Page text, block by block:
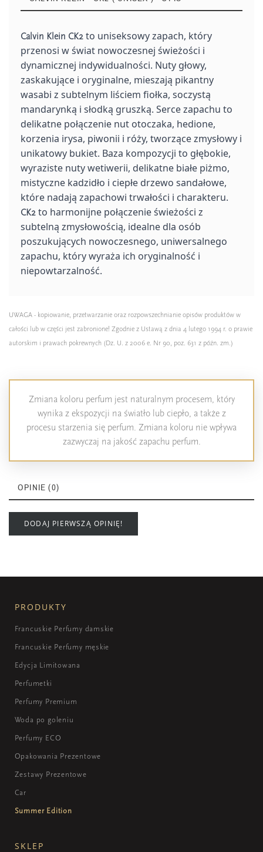
Calvin Klein CK2 to uniseksowy zapach, który
przenosi w świat nowoczesnej świeżości i
dynamicznej indywidualności. Nuty głowy,
zaskakujące i oryginalne, mieszają pikantny
wasabi z subtelnym liściem fiołka, soczystą
mandarynką i słodką gruszką. Serce zapachu to
delikatne połączenie nut otoczaka, hedione,
korzenia irysa, piwonii i róży, tworzące zmysłowy i
unikatowy bukiet. Baza kompozycji to głębokie,
wyraziste nuty wetiwerii, delikatne białe piżmo,
mistyczne kadzidło i ciepłe drzewo sandałowe,
które nadają zapachowi trwałości i charakteru.
CK2 to harmonijne połączenie świeżości z
subtelną zmysłowością, idealne dla osób
poszukujących nowoczesnego, uniwersalnego
zapachu, który wyraża ich oryginalność i
niepowtarzalność.
UWAGA - kopiowanie, przetwarzanie oraz rozpowszechnianie opisów produktów w
całości lub w części jest zabronione! Zgodnie z Ustawą z dnia 4 lutego 1994 r. o prawie
autorskim i prawach pokrewnych (Dz. U. z 2006 e. Nr 90, poz. 631 z późn. zm.)
Zmiana koloru perfum jest naturalnym procesem, który
wynika z ekspozycji na światło lub ciepło, a także z
procesu starzenia się perfum. Zmiana koloru nie wpływa
zazwyczaj na jakość zapachu perfum.
OPINIE (0)
DODAJ PIERWSZĄ OPINIĘ!
PRODUKTY
Francuskie Perfumy damskie
Francuskie Perfumy męskie
Edycja Limitowana
Perfumetki
Perfumy Premium
Woda po goleniu
Perfumy ECO
Opakowania Prezentowe
Zestawy Prezentowe
Car
Summer Edition
SKLEP